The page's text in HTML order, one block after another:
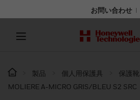
お問い合わせ
製品 個人用保護具 保護靴
MOLIERE A-MICRO GRIS/BLEU S2 SRC